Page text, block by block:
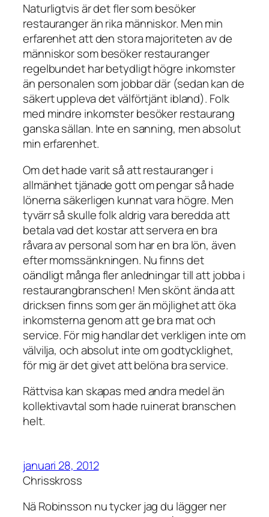
Naturligtvis är det fler som besöker
restauranger än rika människor. Men min
erfarenhet att den stora majoriteten av de
människor som besöker restauranger
regelbundet har betydligt högre inkomster
än personalen som jobbar där (sedan kan de
säkert uppleva det välförtjänt ibland). Folk
med mindre inkomster besöker restaurang
ganska sällan. Inte en sanning, men absolut
min erfarenhet.
Om det hade varit så att restauranger i
allmänhet tjänade gott om pengar så hade
lönerna säkerligen kunnat vara högre. Men
tyvärr så skulle folk aldrig vara beredda att
betala vad det kostar att servera en bra
råvara av personal som har en bra lön, även
efter momssänkningen. Nu finns det
oändligt många fler anledningar till att jobba i
restaurangbranschen! Men skönt ända att
dricksen finns som ger än möjlighet att öka
inkomsterna genom att ge bra mat och
service. För mig handlar det verkligen inte om
välvilja, och absolut inte om godtycklighet,
för mig är det givet att belöna bra service.
Rättvisa kan skapas med andra medel än
kollektivavtal som hade ruinerat branschen
helt.
januari 28, 2012
Chrisskross
Nä Robinsson nu tycker jag du lägger ner